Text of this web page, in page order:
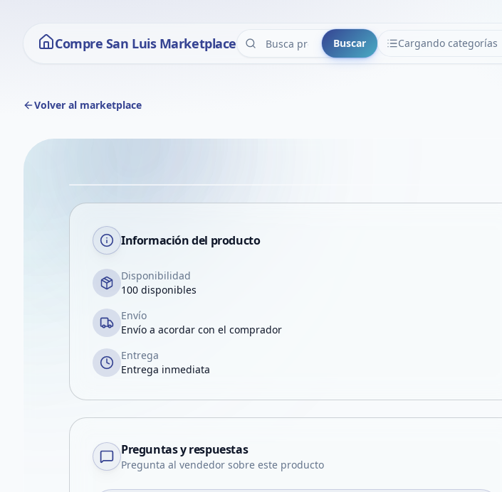
Compre San Luis Marketplace Buscar Cargando categorías
CATEGORÍAS
Volver al marketplace
VER EN PANTALLA COMPLETA
Información del producto
Disponibilidad
100 disponibles
Envío
Envío a acordar con el comprador
Entrega
Entrega inmediata
Preguntas y respuestas
Pregunta al vendedor sobre este producto